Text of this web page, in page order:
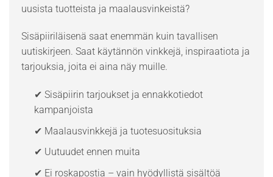
uusista tuotteista ja maalausvinkeistä?
Sisäpiiriläisenä saat enemmän kuin tavallisen
uutiskirjeen. Saat käytännön vinkkejä, inspiraatiota ja
tarjouksia, joita ei aina näy muille.
✔ Sisäpiirin tarjoukset ja ennakkotiedot
kampanjoista
✔ Maalausvinkkejä ja tuotesuosituksia
✔ Uutuudet ennen muita
✔ Ei roskapostia – vain hyödyllistä sisältöä